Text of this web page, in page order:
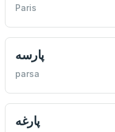
Paris
پارسه
parsa
پارغه